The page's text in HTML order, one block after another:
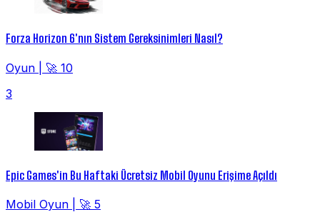
Forza Horizon 6'nın Sistem Gereksinimleri Nasıl?
Oyun
🚀 10
3
Epic Games'in Bu Haftaki Ücretsiz Mobil Oyunu Erişime Açıldı
Mobil Oyun
🚀 5